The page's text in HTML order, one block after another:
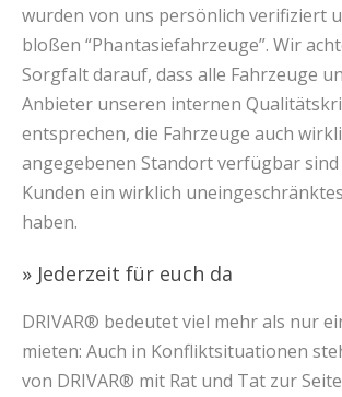
wurden von uns persönlich verifiziert
bloßen “Phantasiefahrzeuge”. Wir
Sorgfalt darauf, dass alle Fahrzeuge
Anbieter unseren internen
entsprechen, die Fahrzeuge auch
angegebenen Standort verfügbar
Kunden ein wirklich
haben.
» Jederzeit für euch da
DRIVAR® bedeutet viel mehr als nur
mieten: Auch in Konfliktsituationen
von DRIVAR® mit Rat und Tat zur